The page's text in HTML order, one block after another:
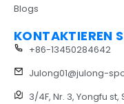
Blogs
KONTAKTIEREN
+86-13450284642
Julong01@julong-
3/4F, Nr. 3, Yongfu